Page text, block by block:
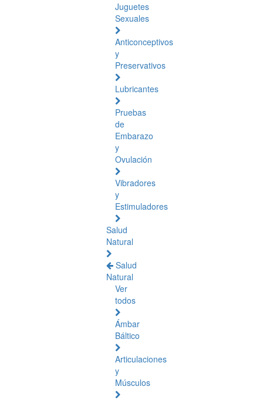
Juguetes
Sexuales
Anticonceptivos
y
Preservativos
Lubricantes
Pruebas
de
Embarazo
y
Ovulación
Vibradores
y
Estimuladores
Salud
Natural
Salud
Natural
Ver
todos
Ámbar
Báltico
Articulaciones
y
Músculos